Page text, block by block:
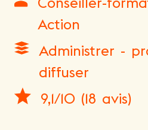
Action
Administrer -
diffuser
9,1/10 (18 avis)